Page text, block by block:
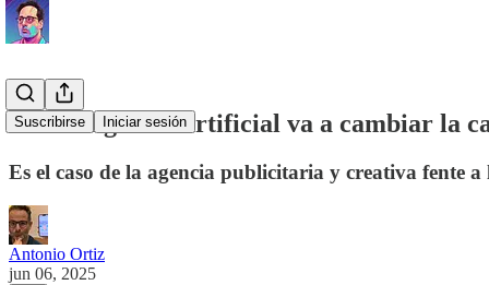
Suscribirse Iniciar sesión
La inteligencia artificial va a cambiar la
Es el caso de la agencia publicitaria y creativa
Antonio Ortiz
jun 06, 2025